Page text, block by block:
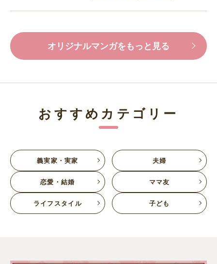
オリジナルマンガをもっと見る
おすすめカテゴリー
義実家・実家 夫婦
恋愛・結婚 ママ友
ライフスタイル 子ども